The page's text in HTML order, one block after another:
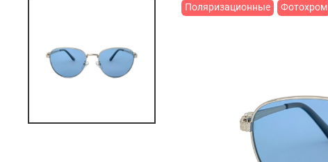
Поляризационные Фотохром